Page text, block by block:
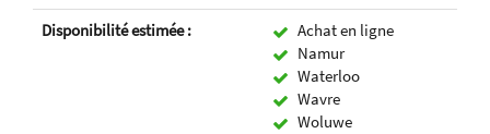
Disponibilité estimée :
Achat en ligne
Namur
Waterloo
Wavre
Woluwe